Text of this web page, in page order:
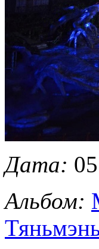
Дата:
Альбом: